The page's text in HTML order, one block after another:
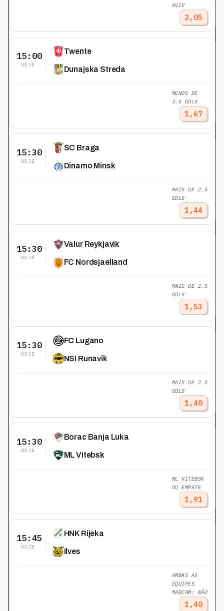
AVIV
2,05
15:00
HOJE
Twente
Dunajska Streda
MENOS DE
3.5 GOLS
1,67
15:30
HOJE
SC Braga
Dinamo Minsk
MAIS DE 2.5
GOLS
1,44
15:30
HOJE
Valur Reykjavik
FC Nordsjaelland
MAIS DE 2.5
GOLS
1,53
15:30
HOJE
FC Lugano
NSI Runavik
MAIS DE 2.5
GOLS
1,40
15:30
HOJE
Borac Banja Luka
ML Vitebsk
ML VITEBSK
OU EMPATE
1,91
15:45
HOJE
HNK Rijeka
Ilves
AMBAS AS
EQUIPES
MARCAM: NÃO
1,40